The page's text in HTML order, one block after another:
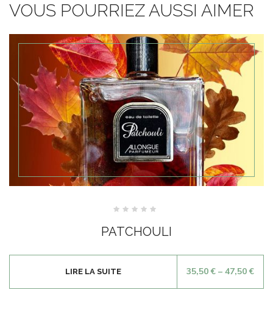
VOUS POURRIEZ AUSSI AIMER
sur
5
PATCHOULI
35,50€ – 47,50€
LIRE LA SUITE